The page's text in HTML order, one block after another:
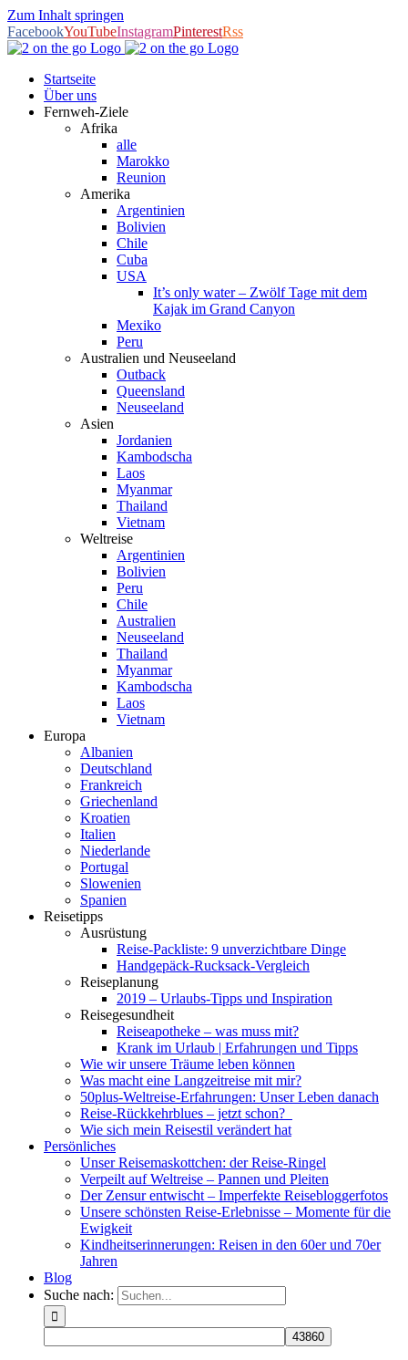
Zum Inhalt springen
FacebookYouTubeInstagramPinterestRss
Startseite
Über uns
Fernweh-Ziele
Afrika
alle
Marokko
Reunion
Amerika
Argentinien
Bolivien
Chile
Cuba
USA
It’s only water – Zwölf Tage mit dem
Kajak im Grand Canyon
Mexiko
Peru
Australien und Neuseeland
Outback
Queensland
Neuseeland
Asien
Jordanien
Kambodscha
Laos
Myanmar
Thailand
Vietnam
Weltreise
Argentinien
Bolivien
Peru
Chile
Australien
Neuseeland
Thailand
Myanmar
Kambodscha
Laos
Vietnam
Europa
Albanien
Deutschland
Frankreich
Griechenland
Kroatien
Italien
Niederlande
Portugal
Slowenien
Spanien
Reisetipps
Ausrüstung
Reise-Packliste: 9 unverzichtbare Dinge
Handgepäck-Rucksack-Vergleich
Reiseplanung
2019 – Urlaubs-Tipps und Inspiration
Reisegesundheit
Reiseapotheke – was muss mit?
Krank im Urlaub | Erfahrungen und Tipps
Wie wir unsere Träume leben können
Was macht eine Langzeitreise mit mir?
50plus-Weltreise-Erfahrungen: Unser Leben danach
Reise-Rückkehrblues – jetzt schon?
Wie sich mein Reisestil verändert hat
Persönliches
Unser Reisemaskottchen: der Reise-Ringel
Verpeilt auf Weltreise – Pannen und Pleiten
Der Zensur entwischt – Imperfekte Reisebloggerfotos
Unsere schönsten Reise-Erlebnisse – Momente für die
Ewigkeit
Kindheitserinnerungen: Reisen in den 60er und 70er
Jahren
Blog
Suche nach: